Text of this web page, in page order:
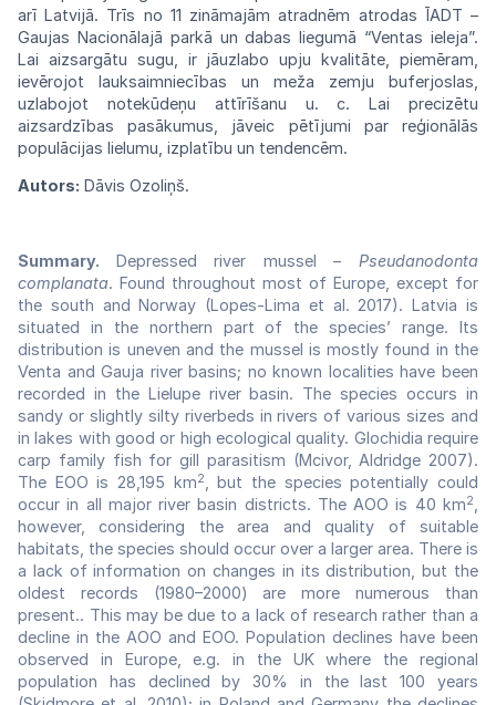
arī Latvijā. Trīs no 11 zināmajām atradnēm atrodas ĪADT –
Gaujas Nacionālajā parkā un dabas liegumā “Ventas ieleja”.
Lai aizsargātu sugu, ir jāuzlabo upju kvalitāte, piemēram,
ievērojot lauksaimniecības un meža zemju buferjoslas,
uzlabojot notekūdeņu attīrīšanu u. c. Lai precizētu
aizsardzības pasākumus, jāveic pētījumi par reģionālās
populācijas lielumu, izplatību un tendencēm.
Autors: Dāvis Ozoliņš.
Summary. Depressed river mussel –Pseudanodonta
complanata. Found throughout most of Europe, except for
the south and Norway (Lopes-Lima et al. 2017). Latvia is
situated in the northern part of the species’ range. Its
distribution is uneven and the mussel is mostly found in the
Venta and Gauja river basins; no known localities have been
recorded in the Lielupe river basin. The species occurs in
sandy or slightly silty riverbeds in rivers of various sizes and
in lakes with good or high ecological quality. Glochidia require
carp family fish for gill parasitism (Mcivor, Aldridge 2007).
The EOO is 28,195 km2, but the species potentially could
occur in all major river basin districts. The AOO is 40 km2,
however, considering the area and quality of suitable
habitats, the species should occur over a larger area. There is
a lack of information on changes in its distribution, but the
oldest records (1980–2000) are more numerous than
present.. This may be due to a lack of research rather than a
decline in the AOO and EOO. Population declines have been
observed in Europe, e.g. in the UK where the regional
population has declined by 30% in the last 100 years